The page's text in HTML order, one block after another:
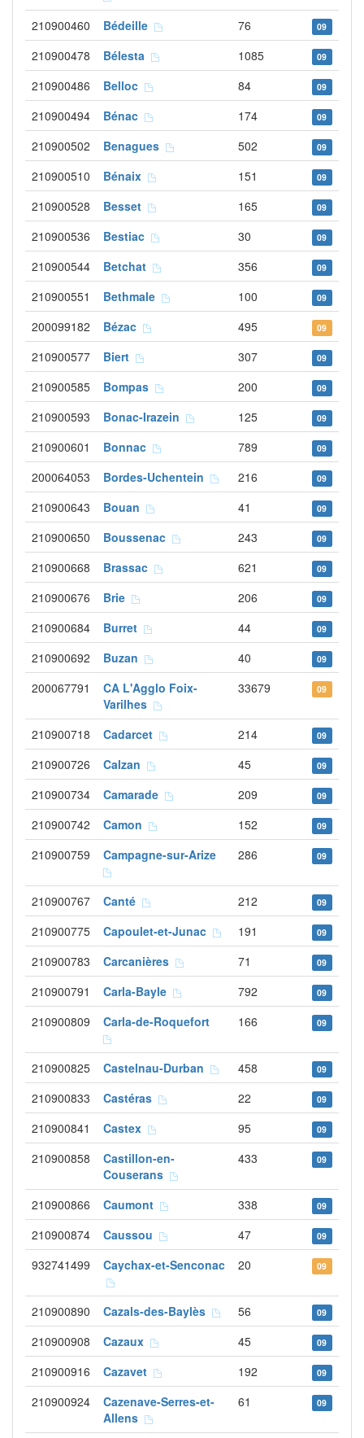
210900460 Bédeille 76 09
210900478 Bélesta 1085 09
210900486 Belloc 84 09
210900494 Bénac 174 09
210900502 Benagues 502 09
210900510 Bénaix 151 09
210900528 Besset 165 09
210900536 Bestiac 30 09
210900544 Betchat 356 09
210900551 Bethmale 100 09
200099182 Bézac 495 09
210900577 Biert 307 09
210900585 Bompas 200 09
210900593 Bonac-Irazein 125 09
210900601 Bonnac 789 09
200064053 Bordes-Uchentein 216 09
210900643 Bouan 41 09
210900650 Boussenac 243 09
210900668 Brassac 621 09
210900676 Brie 206 09
210900684 Burret 44 09
210900692 Buzan 40 09
200067791
CA L'Agglo Foix-
Varilhes
33679 09
210900718 Cadarcet 214 09
210900726 Calzan 45 09
210900734 Camarade 209 09
210900742 Camon 152 09
210900759 Campagne-sur-Arize 286 09
210900767 Canté 212 09
210900775 Capoulet-et-Junac 191 09
210900783 Carcanières 71 09
210900791 Carla-Bayle 792 09
210900809 Carla-de-Roquefort 166 09
210900825 Castelnau-Durban 458 09
210900833 Castéras 22 09
210900841 Castex 95 09
210900858
Castillon-en-
Couserans
433 09
210900866 Caumont 338 09
210900874 Caussou 47 09
932741499 Caychax-et-Senconac 20 09
210900890 Cazals-des-Baylès 56 09
210900908 Cazaux 45 09
210900916 Cazavet 192 09
210900924
Cazenave-Serres-et-
Allens
61 09